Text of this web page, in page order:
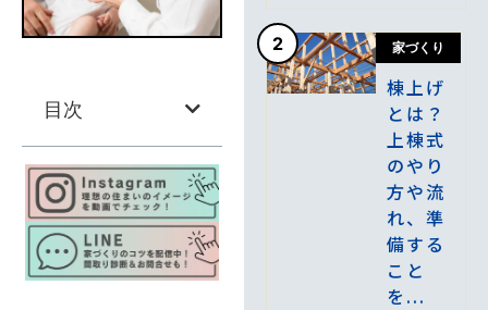
目次
2 家づくり
棟上げ
とは？
上棟式
のやり
方や流
れ、準
備する
こと
を...